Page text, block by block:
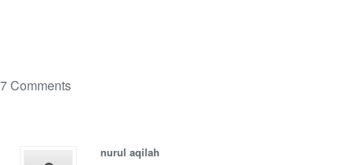
7 Comments
nurul aqilah